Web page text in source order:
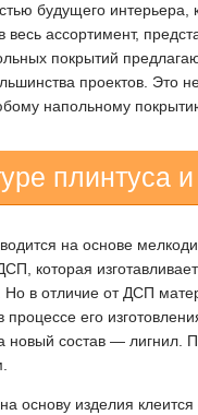
будущего
весь ассортимент,
покрытий
проектов. Это
напольному
плинтуса
на основе
которая
Но в отличие от ДСП
процессе его
новый состав — лигнил.
основу изделия